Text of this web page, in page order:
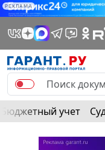
РЕКЛАМА
Бюджетный учет